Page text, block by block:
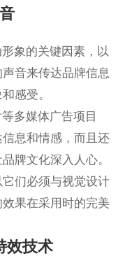
象的关键因素，以
音来传达品牌信息
感受。
多媒体广告项目
息和情感，而且还
牌文化深入人心。
们必须与视觉设计
果在采用时的完美
效技术